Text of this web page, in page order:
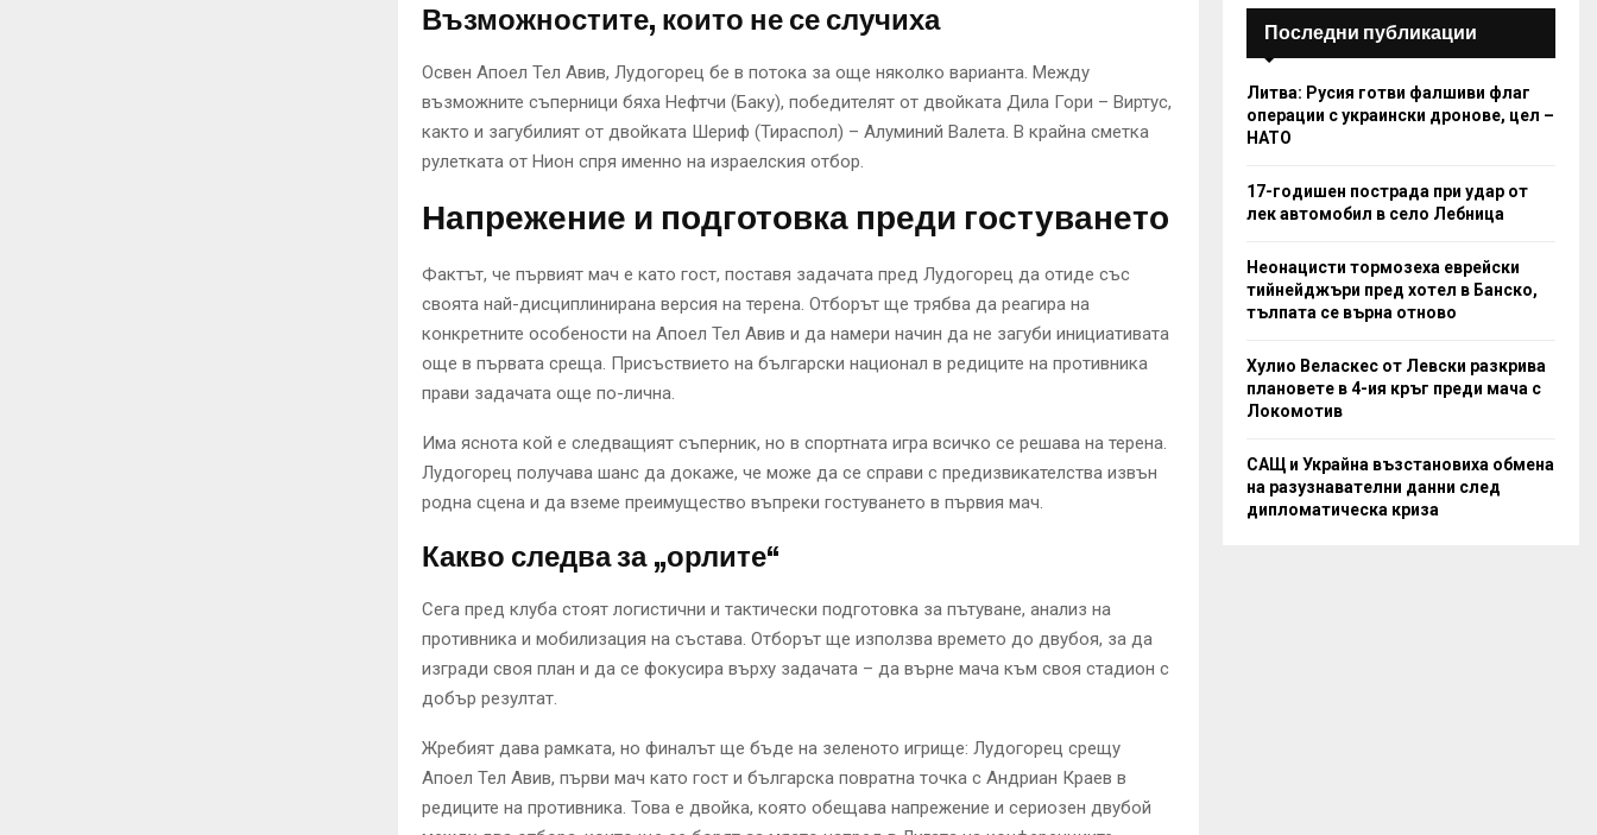
Възможностите, които не се случиха
Освен Апоел Тел Авив, Лудогорец бе в потока за още няколко варианта. Между
възможните съперници бяха Нефтчи (Баку), победителят от двойката Дила Гори – Виртус,
както и загубилият от двойката Шериф (Тираспол) – Алуминий Валета. В крайна сметка
рулетката от Нион спря именно на израелския отбор.
Напрежение и подготовка преди гостуването
Фактът, че първият мач е като гост, поставя задачата пред Лудогорец да отиде със
своята най-дисциплинирана версия на терена. Отборът ще трябва да реагира на
конкретните особености на Апоел Тел Авив и да намери начин да не загуби инициативата
още в първата среща. Присъствието на български национал в редиците на противника
прави задачата още по-лична.
Има яснота кой е следващият съперник, но в спортната игра всичко се решава на терена.
Лудогорец получава шанс да докаже, че може да се справи с предизвикателства извън
родна сцена и да вземе преимущество въпреки гостуването в първия мач.
Какво следва за „орлите“
Сега пред клуба стоят логистични и тактически подготовка за пътуване, анализ на
противника и мобилизация на състава. Отборът ще използва времето до двубоя, за да
изгради своя план и да се фокусира върху задачата – да върне мача към своя стадион с
добър резултат.
Жребият дава рамката, но финалът ще бъде на зеленото игрище: Лудогорец срещу
Апоел Тел Авив, първи мач като гост и българска повратна точка с Андриан Краев в
редиците на противника. Това е двойка, която обещава напрежение и сериозен двубой
Последни публикации
Литва: Русия готви фалшиви флаг
операции с украински дронове, цел –
НАТО
17-годишен пострада при удар от
лек автомобил в село Лебница
Неонацисти тормозеха еврейски
тийнейджъри пред хотел в Банско,
тълпата се върна отново
Хулио Веласкес от Левски разкрива
плановете в 4-ия кръг преди мача с
Локомотив
САЩ и Украйна възстановиха обмена
на разузнавателни данни след
дипломатическа криза